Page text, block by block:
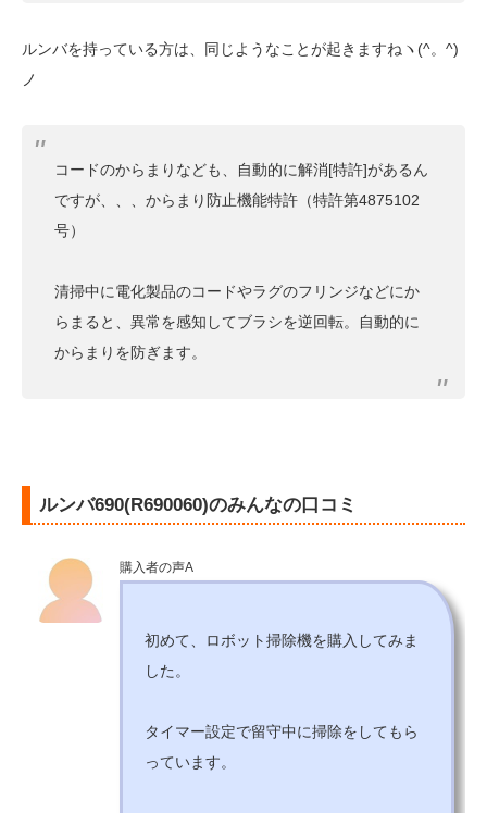
ルンバを持っている方は、同じようなことが起きますねヽ(^。^)
ノ
コードのからまりなども、自動的に解消[特許]があるん
ですが、、、からまり防止機能特許（特許第4875102
号）
清掃中に電化製品のコードやラグのフリンジなどにか
らまると、異常を感知してブラシを逆回転。自動的に
からまりを防ぎます。
ルンバ690(R690060)のみんなの口コミ
購入者の声A
初めて、ロボット掃除機を購入してみま
した。
タイマー設定で留守中に掃除をしてもら
っています。